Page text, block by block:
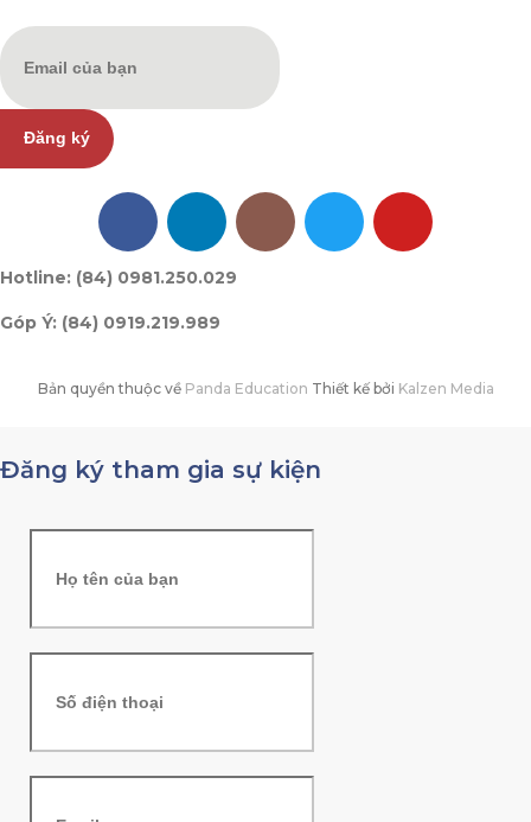
Đăng ký
Hotline: (84) 0981.250.029
Góp Ý: (84) 0919.219.989
Bản quyền thuộc về Panda Education Thiết kế bởi Kalzen Media
Đăng ký tham gia sự kiện